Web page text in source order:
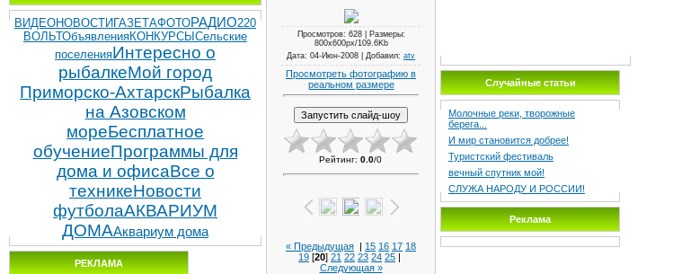
ВИДЕОНОВОСТИ ГАЗЕТАФОТОРАДИО220
ВОЛЬТОбъявленияКОНКУРСЫ Сельские
поселенияИнтересно о
рыбалкеМой город
Приморско-АхтарскРыбалка
на Азовском
мореБесплатное
обучениеПрограммы для
дома и офисаВсе о
техникеНовости
футболаАКВАРИУМ
ДОМААквариум дома
РЕКЛАМА
Просмотров: 628 | Размеры:
800x600px/109.6Kb
Дата: 04-Июн-2008 | Добавил: atv
Просмотреть фотографию в
реальном размере
Рейтинг: 0.0/0
« Предыдущая | 15 16 17 18
19 [20] 21 22 23 24 25 |
Следующая »
Случайные статьи
Молочные реки, творожные
берега...
И мир становится добрее!
Туристский фестиваль
вечный спутник мой!
СЛУЖА НАРОДУ И РОССИИ!
Реклама